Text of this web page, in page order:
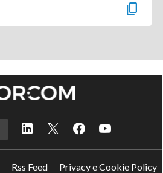
content_copy
Rss Feed
Privacy e Cookie Policy